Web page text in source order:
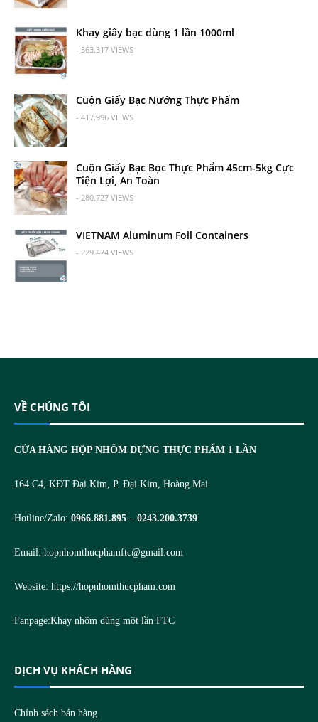
Khay giấy bạc dùng 1 lần 1000ml
- 563.317 VIEWS
Cuộn Giấy Bạc Nướng Thực Phẩm
- 417.996 VIEWS
Cuộn Giấy Bạc Bọc Thực Phẩm 45cm-5kg Cực
Tiện Lợi, An Toàn
- 280.727 VIEWS
VIETNAM Aluminum Foil Containers
- 229.474 VIEWS
VỀ CHÚNG TÔI
CỬA HÀNG HỘP NHÔM ĐỰNG THỰC PHẨM 1 LẦN
164 C4, KĐT Đại Kim, P. Đại Kim, Hoàng Mai
Hotline/Zalo: 0966.881.895 – 0243.200.3739
Email: hopnhomthucphamftc@gmail.com
Website: https://hopnhomthucpham.com
Fanpage:Khay nhôm dùng một lần FTC
DỊCH VỤ KHÁCH HÀNG
Chính sách bán hàng